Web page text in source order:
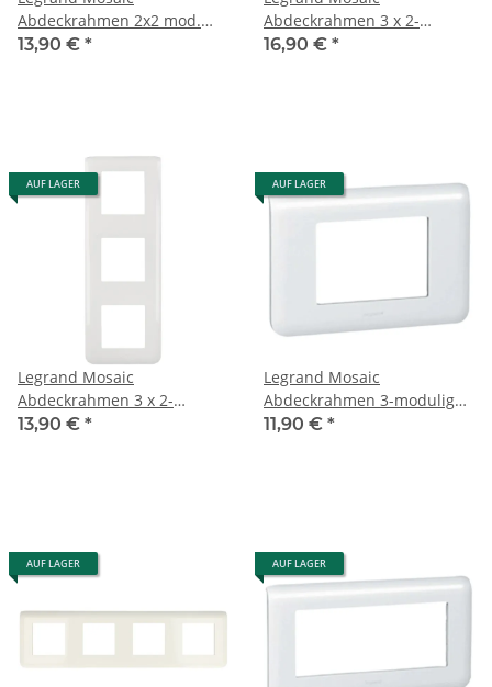
Abdeckrahmen 2x2 mod.
horizontal zur Verwendung
13,90 € *
Abdeckrahmen 3 x 2-
modulig horizontal 78806
16,90 € *
AUF LAGER
Legrand Mosaic
Abdeckrahmen 3 x 2-
modulig vertikal 78823
13,90 € *
AUF LAGER
Legrand Mosaic
Abdeckrahmen 3-modulig
horizontal 78803
11,90 € *
AUF LAGER AUF LAGER